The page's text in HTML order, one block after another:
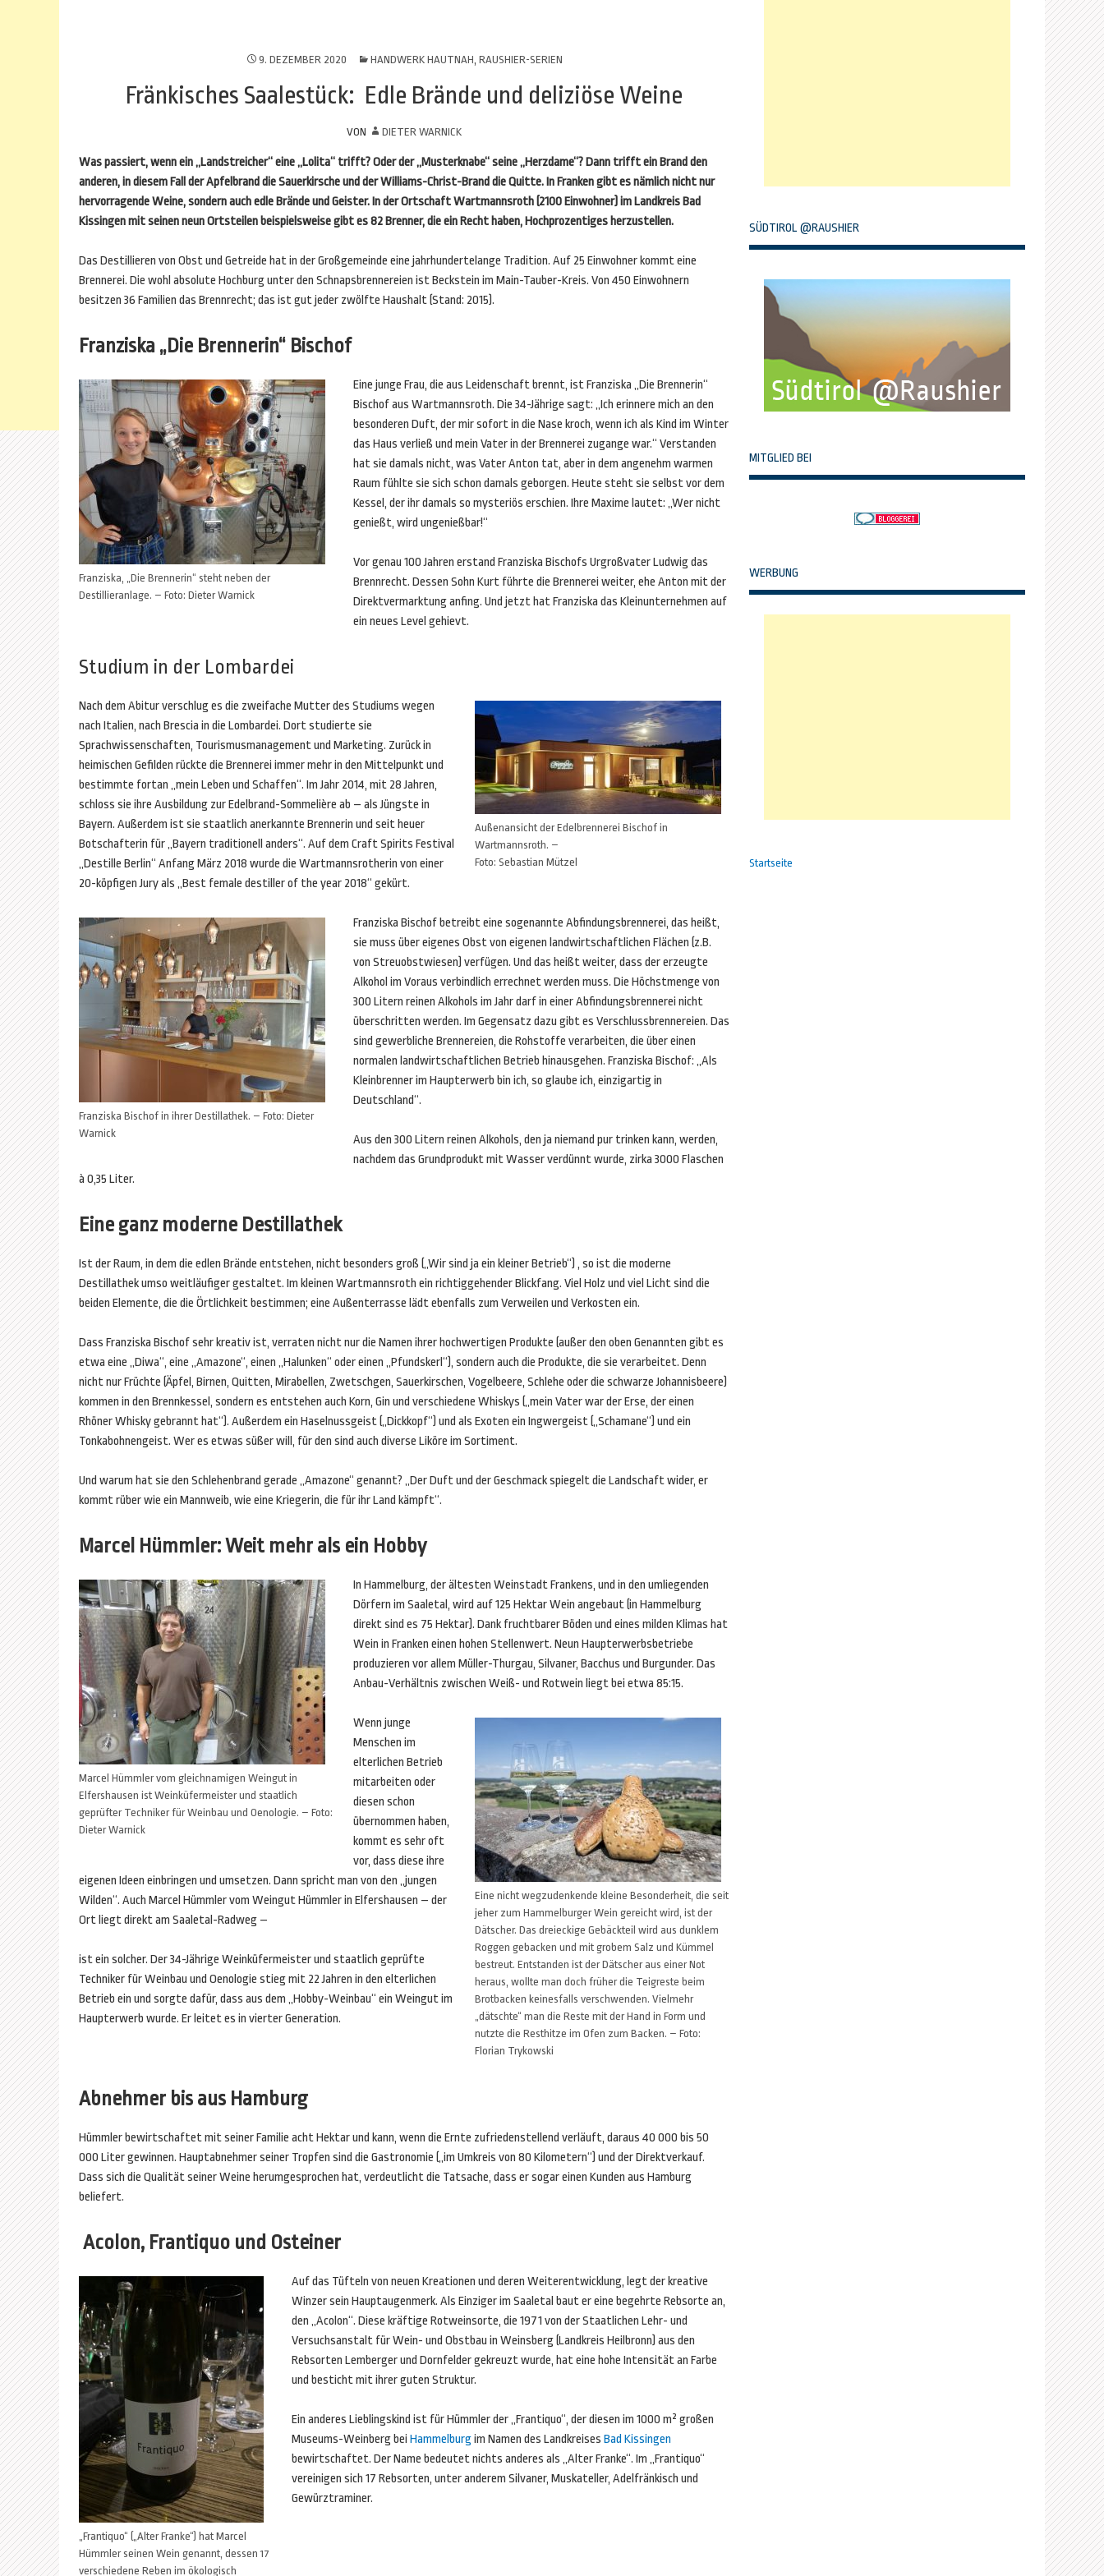
9. DEZEMBER 2020 HANDWERK HAUTNAH, RAUSHIER-SERIEN
Fränkisches Saalestück: Edle Brände und deliziöse Weine
VON DIETER WARNICK
Was passiert, wenn ein „Landstreicher“ eine „Lolita“ trifft? Oder der „Musterknabe“ seine „Herzdame“? Dann trifft ein Brand den
anderen, in diesem Fall der Apfelbrand die Sauerkirsche und der Williams-Christ-Brand die Quitte. In Franken gibt es nämlich nicht nur
hervorragende Weine, sondern auch edle Brände und Geister. In der Ortschaft Wartmannsroth (2100 Einwohner) im Landkreis Bad
Kissingen mit seinen neun Ortsteilen beispielsweise gibt es 82 Brenner, die ein Recht haben, Hochprozentiges herzustellen.
Das Destillieren von Obst und Getreide hat in der Großgemeinde eine jahrhundertelange Tradition. Auf 25 Einwohner kommt eine
Brennerei. Die wohl absolute Hochburg unter den Schnapsbrennereien ist Beckstein im Main-Tauber-Kreis. Von 450 Einwohnern
besitzen 36 Familien das Brennrecht; das ist gut jeder zwölfte Haushalt (Stand: 2015).
Franziska „Die Brennerin“ Bischof
Franziska, „Die Brennerin“ steht neben der
Destillieranlage. – Foto: Dieter Warnick
Eine junge Frau, die aus Leidenschaft brennt, ist Franziska „Die Brennerin“
Bischof aus Wartmannsroth. Die 34-Jährige sagt: „Ich erinnere mich an den
besonderen Duft, der mir sofort in die Nase kroch, wenn ich als Kind im Winter
das Haus verließ und mein Vater in der Brennerei zugange war.“ Verstanden
hat sie damals nicht, was Vater Anton tat, aber in dem angenehm warmen
Raum fühlte sie sich schon damals geborgen. Heute steht sie selbst vor dem
Kessel, der ihr damals so mysteriös erschien. Ihre Maxime lautet: „Wer nicht
genießt, wird ungenießbar!“
Vor genau 100 Jahren erstand Franziska Bischofs Urgroßvater Ludwig das
Brennrecht. Dessen Sohn Kurt führte die Brennerei weiter, ehe Anton mit der
Direktvermarktung anfing. Und jetzt hat Franziska das Kleinunternehmen auf
ein neues Level gehievt.
Studium in der Lombardei
Außenansicht der Edelbrennerei Bischof in
Wartmannsroth. –
Foto: Sebastian Mützel
Nach dem Abitur verschlug es die zweifache Mutter des Studiums wegen
nach Italien, nach Brescia in die Lombardei. Dort studierte sie
Sprachwissenschaften, Tourismusmanagement und Marketing. Zurück in
heimischen Gefilden rückte die Brennerei immer mehr in den Mittelpunkt und
bestimmte fortan „mein Leben und Schaffen“. Im Jahr 2014, mit 28 Jahren,
schloss sie ihre Ausbildung zur Edelbrand-Sommelière ab – als Jüngste in
Bayern. Außerdem ist sie staatlich anerkannte Brennerin und seit heuer
Botschafterin für „Bayern traditionell anders“. Auf dem Craft Spirits Festival
„Destille Berlin“ Anfang März 2018 wurde die Wartmannsrotherin von einer
20-köpfigen Jury als „Best female destiller of the year 2018“ gekürt.
Franziska Bischof in ihrer Destillathek. – Foto: Dieter
Warnick
Franziska Bischof betreibt eine sogenannte Abfindungsbrennerei, das heißt,
sie muss über eigenes Obst von eigenen landwirtschaftlichen Flächen (z.B.
von Streuobstwiesen) verfügen. Und das heißt weiter, dass der erzeugte
Alkohol im Voraus verbindlich errechnet werden muss. Die Höchstmenge von
300 Litern reinen Alkohols im Jahr darf in einer Abfindungsbrennerei nicht
überschritten werden. Im Gegensatz dazu gibt es Verschlussbrennereien. Das
sind gewerbliche Brennereien, die Rohstoffe verarbeiten, die über einen
normalen landwirtschaftlichen Betrieb hinausgehen. Franziska Bischof: „Als
Kleinbrenner im Haupterwerb bin ich, so glaube ich, einzigartig in
Deutschland“.
Aus den 300 Litern reinen Alkohols, den ja niemand pur trinken kann, werden,
nachdem das Grundprodukt mit Wasser verdünnt wurde, zirka 3000 Flaschen
à 0,35 Liter.
Eine ganz moderne Destillathek
Ist der Raum, in dem die edlen Brände entstehen, nicht besonders groß („Wir sind ja ein kleiner Betrieb“) , so ist die moderne
Destillathek umso weitläufiger gestaltet. Im kleinen Wartmannsroth ein richtiggehender Blickfang. Viel Holz und viel Licht sind die
beiden Elemente, die die Örtlichkeit bestimmen; eine Außenterrasse lädt ebenfalls zum Verweilen und Verkosten ein.
Dass Franziska Bischof sehr kreativ ist, verraten nicht nur die Namen ihrer hochwertigen Produkte (außer den oben Genannten gibt es
etwa eine „Diwa“, eine „Amazone“, einen „Halunken“ oder einen „Pfundskerl“), sondern auch die Produkte, die sie verarbeitet. Denn
nicht nur Früchte (Äpfel, Birnen, Quitten, Mirabellen, Zwetschgen, Sauerkirschen, Vogelbeere, Schlehe oder die schwarze Johannisbeere)
kommen in den Brennkessel, sondern es entstehen auch Korn, Gin und verschiedene Whiskys („mein Vater war der Erse, der einen
Rhöner Whisky gebrannt hat“). Außerdem ein Haselnussgeist („Dickkopf“) und als Exoten ein Ingwergeist („Schamane“) und ein
Tonkabohnengeist. Wer es etwas süßer will, für den sind auch diverse Liköre im Sortiment.
Und warum hat sie den Schlehenbrand gerade „Amazone“ genannt? „Der Duft und der Geschmack spiegelt die Landschaft wider, er
kommt rüber wie ein Mannweib, wie eine Kriegerin, die für ihr Land kämpft“.
Marcel Hümmler: Weit mehr als ein Hobby
Marcel Hümmler vom gleichnamigen Weingut in
Elfershausen ist Weinküfermeister und staatlich
geprüfter Techniker für Weinbau und Oenologie. – Foto:
Dieter Warnick
In Hammelburg, der ältesten Weinstadt Frankens, und in den umliegenden
Dörfern im Saaletal, wird auf 125 Hektar Wein angebaut (in Hammelburg
direkt sind es 75 Hektar). Dank fruchtbarer Böden und eines milden Klimas hat
Wein in Franken einen hohen Stellenwert. Neun Haupterwerbsbetriebe
produzieren vor allem Müller-Thurgau, Silvaner, Bacchus und Burgunder. Das
Anbau-Verhältnis zwischen Weiß- und Rotwein liegt bei etwa 85:15.
Eine nicht wegzudenkende kleine Besonderheit, die seit
jeher zum Hammelburger Wein gereicht wird, ist der
Dätscher. Das dreieckige Gebäckteil wird aus dunklem
Roggen gebacken und mit grobem Salz und Kümmel
bestreut. Entstanden ist der Dätscher aus einer Not
heraus, wollte man doch früher die Teigreste beim
Brotbacken keinesfalls verschwenden. Vielmehr
„dätschte“ man die Reste mit der Hand in Form und
nutzte die Resthitze im Ofen zum Backen. – Foto:
Florian Trykowski
Wenn junge
Menschen im
elterlichen Betrieb
mitarbeiten oder
diesen schon
übernommen haben,
kommt es sehr oft
vor, dass diese ihre
eigenen Ideen einbringen und umsetzen. Dann spricht man von den „jungen
Wilden“. Auch Marcel Hümmler vom Weingut Hümmler in Elfershausen – der
Ort liegt direkt am Saaletal-Radweg –
ist ein solcher. Der 34-Jährige Weinküfermeister und staatlich geprüfte
Techniker für Weinbau und Oenologie stieg mit 22 Jahren in den elterlichen
Betrieb ein und sorgte dafür, dass aus dem „Hobby-Weinbau“ ein Weingut im
Haupterwerb wurde. Er leitet es in vierter Generation.
Abnehmer bis aus Hamburg
Hümmler bewirtschaftet mit seiner Familie acht Hektar und kann, wenn die Ernte zufriedenstellend verläuft, daraus 40 000 bis 50
000 Liter gewinnen. Hauptabnehmer seiner Tropfen sind die Gastronomie („im Umkreis von 80 Kilometern“) und der Direktverkauf.
Dass sich die Qualität seiner Weine herumgesprochen hat, verdeutlicht die Tatsache, dass er sogar einen Kunden aus Hamburg
beliefert.
Acolon, Frantiquo und Osteiner
„Frantiquo“ („Alter Franke“) hat Marcel
Hümmler seinen Wein genannt, dessen 17
verschiedene Reben im ökologisch
Auf das Tüfteln von neuen Kreationen und deren Weiterentwicklung, legt der kreative
Winzer sein Hauptaugenmerk. Als Einziger im Saaletal baut er eine begehrte Rebsorte an,
den „Acolon“. Diese kräftige Rotweinsorte, die 1971 von der Staatlichen Lehr- und
Versuchsanstalt für Wein- und Obstbau in Weinsberg (Landkreis Heilbronn) aus den
Rebsorten Lemberger und Dornfelder gekreuzt wurde, hat eine hohe Intensität an Farbe
und besticht mit ihrer guten Struktur.
Ein anderes Lieblingskind ist für Hümmler der „Frantiquo“, der diesen im 1000 m² großen
Museums-Weinberg bei Hammelburgim Namen des Landkreises Bad Kissingen
bewirtschaftet. Der Name bedeutet nichts anderes als „Alter Franke“. Im „Frantiquo“
vereinigen sich 17 Rebsorten, unter anderem Silvaner, Muskateller, Adelfränkisch und
Gewürztraminer.
SÜDTIROL @RAUSHIER
MITGLIED BEI
WERBUNG
Startseite